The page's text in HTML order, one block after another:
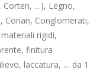
Corten, …), Legno,
Corian, Conglomerati,
rigidi,
finitura
laccatura, … da 1